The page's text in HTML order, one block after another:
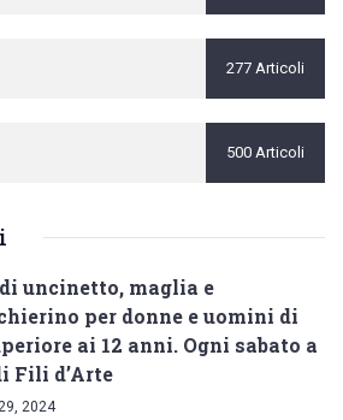
277 Articoli
500 Articoli
uncinetto, maglia e
per donne e uomini di
ai 12 anni. Ogni sabato a
Fili d’Arte
2024